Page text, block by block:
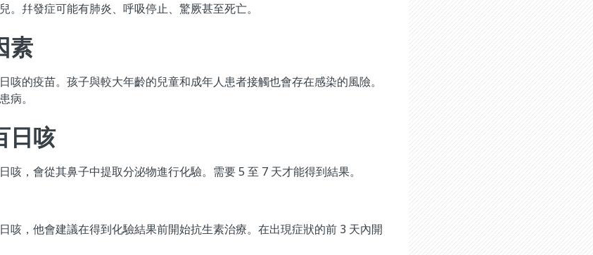
。幷發症可能有肺炎、呼吸停止、驚厥甚至死亡。
素
咳的疫苗。孩子與較大年齡的兒童和成年人患者接觸也會存在感染的風險。
病。
日咳
咳，會從其鼻子中提取分泌物進行化驗。需要 5 至 7 天才能得到結果。
咳，他會建議在得到化驗結果前開始抗生素治療。在出現症狀的前 3 天內開